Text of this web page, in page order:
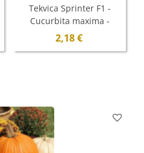
Tekvica Sprinter F1 -
Cucurbita maxima -
semená - 12 ks
2,18 €